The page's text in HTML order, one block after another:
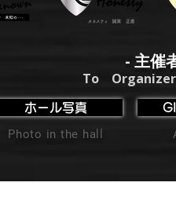
- 主催
To
ホール写真
Photo in the hall